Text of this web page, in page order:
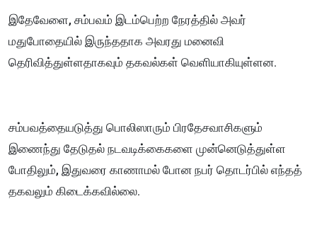
இதேவேளை, சம்பவம் இடம்பெற்ற நேரத்தில் அவர்
மதுபோதையில் இருந்ததாக அவரது மனைவி
தெரிவித்துள்ளதாகவும் தகவல்கள் வெளியாகியுள்ளன.
சம்பவத்தையடுத்து பொலிஸாரும் பிரதேசவாசிகளும்
இணைந்து தேடுதல் நடவடிக்கைகளை முன்னெடுத்துள்ள
போதிலும், இதுவரை காணாமல் போன நபர் தொடர்பில் எந்தத்
தகவலும் கிடைக்கவில்லை.